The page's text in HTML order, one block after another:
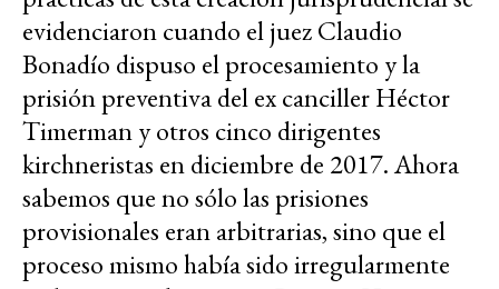
evidenciaron cuando el juez Claudio
Bonadío dispuso el procesamiento y la
prisión preventiva del ex canciller Héctor
Timerman y otros cinco dirigentes
kirchneristas en diciembre de 2017. Ahora
sabemos que no sólo las prisiones
provisionales eran arbitrarias, sino que el
proceso mismo había sido irregularmente